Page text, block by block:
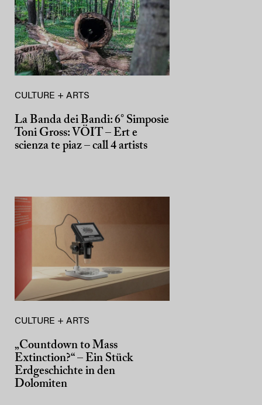
CULTURE + ARTS
La Banda dei Bandi: 6° Simposie
Toni Gross: VÖIT – Ert e
scienza te piaz – call 4 artists
CULTURE + ARTS
„Countdown to Mass
Extinction?“ – Ein Stück
Erdgeschichte in den
Dolomiten